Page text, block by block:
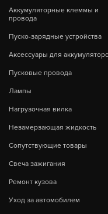
Аккумуляторные клеммы и
провода
Пуско-зарядные устройства
Аксессуары для
Пусковые провода
Лампы
Нагрузочная вилка
Незамерзающая жидкость
Сопутствующие товары
Свеча зажигания
Ремонт кузова
Уход за автомобилем